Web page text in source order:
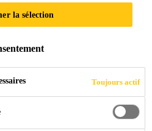
Protection du béton lourd
la sélection
Toujours actif